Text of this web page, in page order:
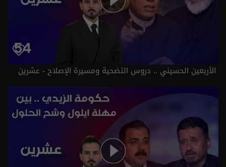
الأربعين الحسيني .. دروس التضحية ومسيرة الإصلاح - عشرين
م٥ - الحلقة ٥٤ | الموسم 5